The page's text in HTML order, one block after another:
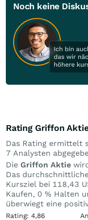
Noch keine
Rating Griffon
Das Rating ermittelt
7 Analysten
Die Griffon Aktie
Das
Kursziel bei 118,43
Kaufen, 0 % Halten
überwiegt eine
Rating: 4,86